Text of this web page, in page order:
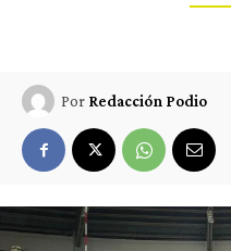
Por Redacción Podio